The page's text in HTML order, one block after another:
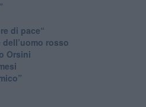
di pace“
dell’uomo rosso
Orsini